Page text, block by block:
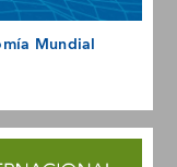
Mundial